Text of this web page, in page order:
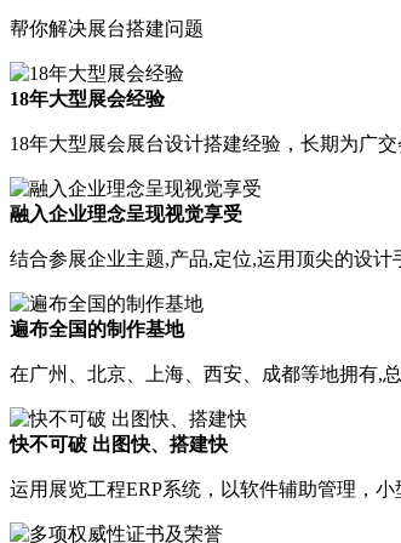
帮你解决展台搭建问题
18年大型展会经验
18年大型展会展台设计搭建经验，长期为广
融入企业理念呈现视觉享受
结合参展企业主题,产品,定位,运用顶尖的设
遍布全国的制作基地
在广州、北京、上海、西安、成都等地拥有,
快不可破 出图快、搭建快
运用展览工程ERP系统，以软件辅助管理，